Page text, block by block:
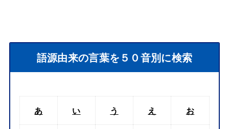
語源由来の言葉を５０音別に検索
あ い う え お